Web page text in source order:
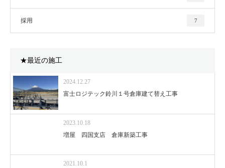
採用 7
★最近の施工
2024.12.27
富士ロジテック鈴川１号倉庫建て替え工事
2023.10.18
増屋 四国支店 倉庫新築工事
2021.10.1